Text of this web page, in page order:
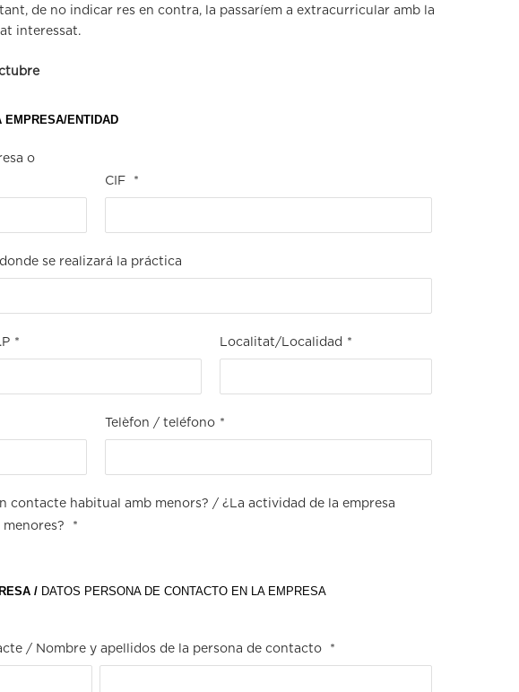
de no indicar res en contra, la passaríem a extracurricular amb la
interessat.
EMPRESA/ENTIDAD
o
CIF *
se realizará la práctica
* Localitat/Localidad *
Telèfon / teléfono *
contacte habitual amb menors? / ¿La actividad de la empresa
*
/ DATOS PERSONA DE CONTACTO EN LA EMPRESA
/ Nombre y apellidos de la persona de contacto *